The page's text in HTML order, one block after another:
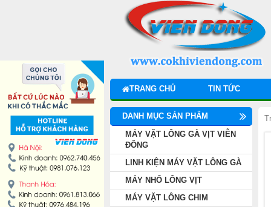
TRANG CHỦ TIN TỨC
DANH MỤC SẢN PHẨM
MÁY VẶT LÔNG GÀ VỊT VIỄN
ĐÔNG
LINH KIỆN MÁY VẶT LÔNG GÀ
MÁY NHỔ LÔNG VỊT
MÁY VẶT LÔNG CHIM
MÁY VẶT LÔNG GÀ VỊT VIỄN ĐÔNG
LINH KIỆN MÁY VẶT LÔNG GÀ
MÁY NHỔ LÔNG VỊT
MÁY VẶT LÔNG CHIM
MÁY VẶT LÔNG GÀ TRUNG QUỐC
LÒ QUAY VỊT